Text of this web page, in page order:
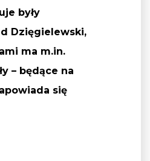
były
Dzięgielewski,
ma m.in.
– będące na
się